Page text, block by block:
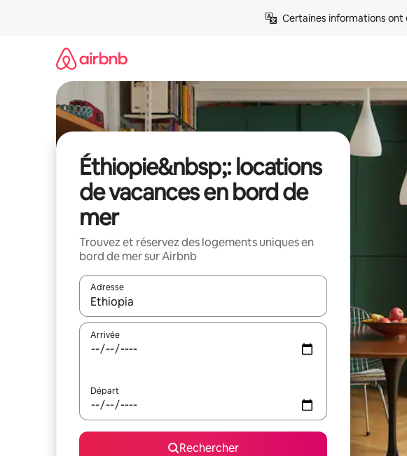
Certaines informations
Éthiopie&nbsp;: locations
de vacances en bord de
mer
Trouvez et réservez des logements uniques en
bord de mer sur Airbnb
Adresse
Lorsque les résultats s'affichent, utilisez les flèches vers le haut et
Arrivée
Départ
Rechercher